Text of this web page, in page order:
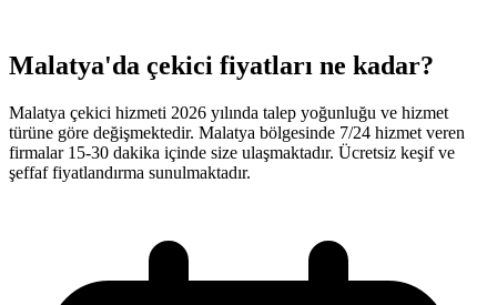
Malatya'da çekici fiyatları ne kadar?
Malatya çekici hizmeti 2026 yılında talep yoğunluğu ve hizmet
türüne göre değişmektedir. Malatya bölgesinde 7/24 hizmet veren
firmalar 15-30 dakika içinde size ulaşmaktadır. Ücretsiz keşif ve
şeffaf fiyatlandırma sunulmaktadır.